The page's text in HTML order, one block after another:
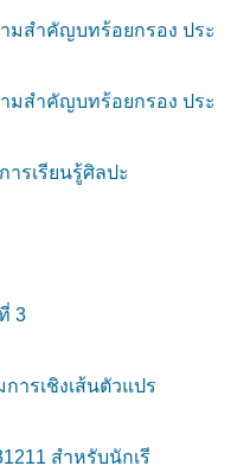
มสำคัญบทร้อยกรอง ประ
มสำคัญบทร้อยกรอง ประ
รเรียนรู้ศิลปะ
3
รเชิงเส้นตัวแปร
สำหรับนักเรี